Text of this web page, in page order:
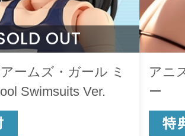
OUT
ームズ・ガール ミ
Swimsuits Ver.
アニ
ー